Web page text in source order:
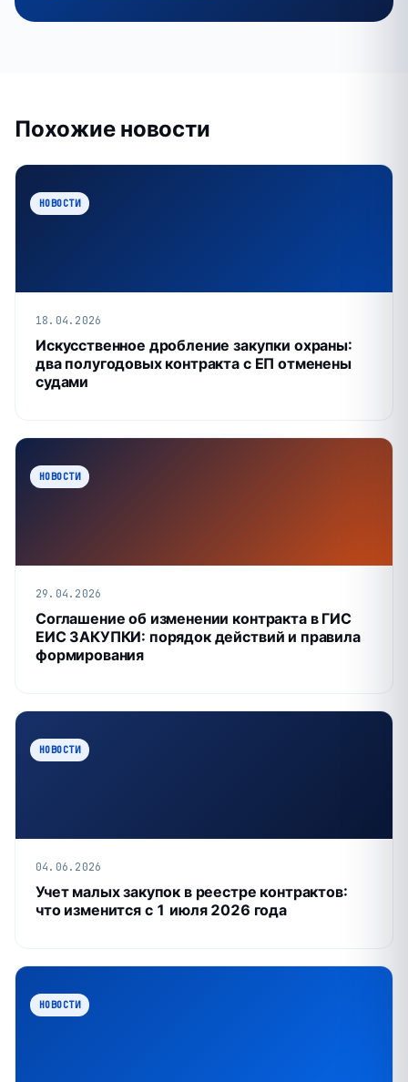
Похожие новости
НОВОСТИ
18.04.2026
Искусственное дробление закупки охраны:
два полугодовых контракта с ЕП отменены
судами
НОВОСТИ
29.04.2026
Соглашение об изменении контракта в ГИС
ЕИС ЗАКУПКИ: порядок действий и правила
формирования
НОВОСТИ
04.06.2026
Учет малых закупок в реестре контрактов:
что изменится с 1 июля 2026 года
НОВОСТИ